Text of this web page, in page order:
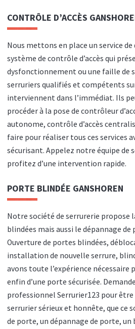
CONTRÔLE D’ACCÈS
Nous mettons en place un service
système de contrôle d’accès qui
dysfonctionnement ou une faille de
serruriers qualifiés et compétents
interviennent dans l’immédiat. Ils
procéder à la pose de contrôleur
autonome, contrôle d’accès
faire pour réaliser tous ces services
sécurisant. Appelez notre équipe de
profitez d’une intervention rapide.
PORTE BLINDÉE GANSHOREN
Notre société de serrurerie propose
blindées mais aussi le dépannage de
Ouverture de portes blindées,
installation de nouvelle serrure,
avons toute l’expérience nécessaire
enfin d’une porte sécurisée.
professionnel Serrurier123 pour être
serrurier sérieux et honnête, que ce
de porte, un dépannage de porte, un